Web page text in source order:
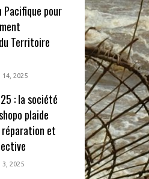
pour
Territoire
14, 2025
: la société
plaide
et
3, 2025